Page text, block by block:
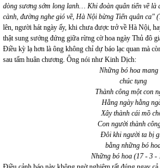
dòng sương sớm long lanh… Khi đoàn quân tiến về là
cành, đường nghe gió về, Hà Nội bừng Tiến quân ca"
lên, người hát ngày ấy, khi chưa được trở về Hà Nội,
thật sung sướng đứng giữa rừng cờ hoa ngày Thủ đô
Điều kỳ lạ hơn là ông không chỉ dự báo lạc quan mà
sau tấm huân chương. Ông nói như Kinh Dịch:
Những bó hoa mang
chúc tụng
Thành công một con
Hằng ngày hằng
Xây thành cái mồ
Con người thành
Đôi khi người ta bị
bằng những bó
Những bó hoa (17 - 3 -